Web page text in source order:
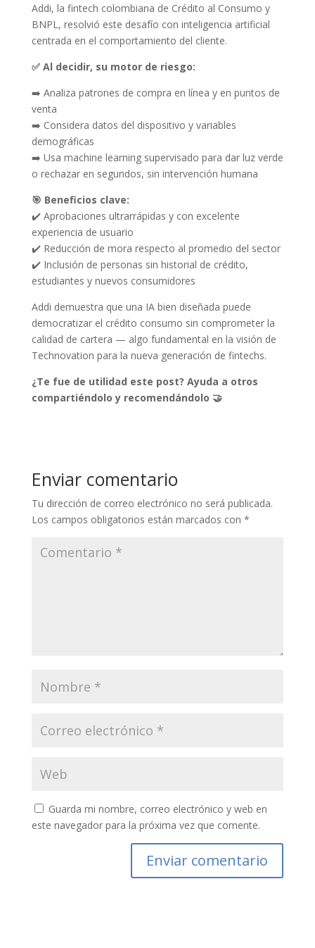
Addi, la fintech colombiana de Crédito al Consumo y
BNPL, resolvió este desafío con inteligencia artificial
centrada en el comportamiento del cliente.
✅ Al decidir, su motor de riesgo:
➡️ Analiza patrones de compra en línea y en puntos de
venta
➡️ Considera datos del dispositivo y variables
demográficas
➡️ Usa machine learning supervisado para dar luz verde
o rechazar en segundos, sin intervención humana
🎯 Beneficios clave:
✔️ Aprobaciones ultrarrápidas y con excelente
experiencia de usuario
✔️ Reducción de mora respecto al promedio del sector
✔️ Inclusión de personas sin historial de crédito,
estudiantes y nuevos consumidores
Addi demuestra que una IA bien diseñada puede
democratizar el crédito consumo sin comprometer la
calidad de cartera — algo fundamental en la visión de
Technovation para la nueva generación de fintechs.
¿Te fue de utilidad este post? Ayuda a otros
compartiéndolo y recomendándolo 🤝
Enviar comentario
Tu dirección de correo electrónico no será publicada.
Los campos obligatorios están marcados con *
Guarda mi nombre, correo electrónico y web en
este navegador para la próxima vez que comente.